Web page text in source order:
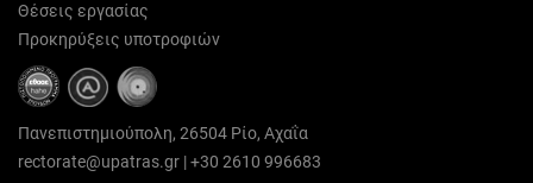
Θέσεις εργασίας
Προκηρύξεις υποτροφιών
Πανεπιστημιούπολη, 26504 Ρίο, Αχαΐα
rectorate@upatras.gr |+30 2610 996683